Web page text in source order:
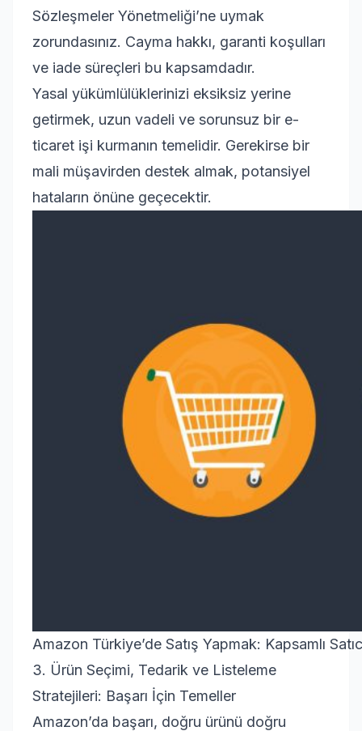
Sözleşmeler Yönetmeliği’ne uymak
zorundasınız. Cayma hakkı, garanti koşulları
ve iade süreçleri bu kapsamdadır.
Yasal yükümlülüklerinizi eksiksiz yerine
getirmek, uzun vadeli ve sorunsuz bir e-
ticaret işi kurmanın temelidir. Gerekirse bir
mali müşavirden destek almak, potansiyel
hataların önüne geçecektir.
Amazon Türkiye’de Satış Yapmak: Kapsamlı
3. Ürün Seçimi, Tedarik ve Listeleme
Stratejileri: Başarı İçin Temeller
Amazon’da başarı, doğru ürünü doğru